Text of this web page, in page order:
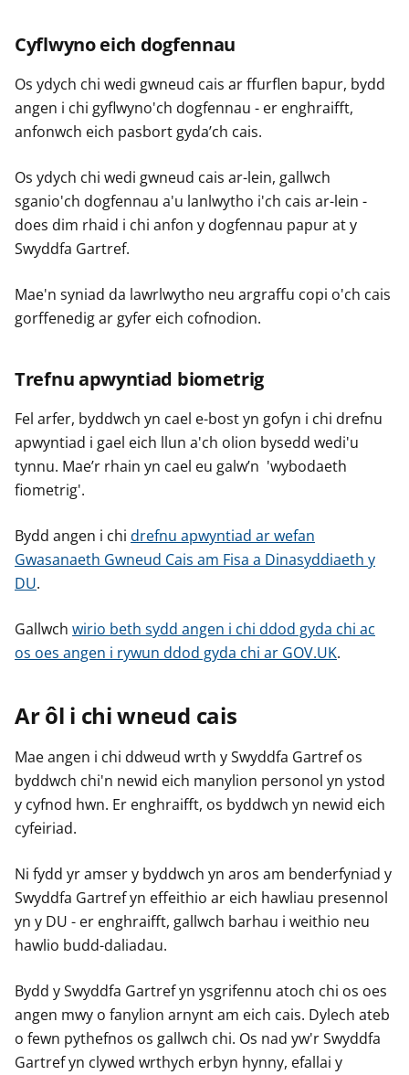
Cyflwyno eich dogfennau
Os ydych chi wedi gwneud cais ar ffurflen bapur, bydd
angen i chi gyflwyno'ch dogfennau - er enghraifft,
anfonwch eich pasbort gyda’ch cais.
Os ydych chi wedi gwneud cais ar-lein, gallwch
sganio'ch dogfennau a'u lanlwytho i'ch cais ar-lein -
does dim rhaid i chi anfon y dogfennau papur at y
Swyddfa Gartref.
Mae'n syniad da lawrlwytho neu argraffu copi o'ch cais
gorffenedig ar gyfer eich cofnodion.
Trefnu apwyntiad biometrig
Fel arfer, byddwch yn cael e-bost yn gofyn i chi drefnu
apwyntiad i gael eich llun a'ch olion bysedd wedi'u
tynnu. Mae’r rhain yn cael eu galw’n 'wybodaeth
fiometrig'.
Bydd angen i chi drefnu apwyntiad ar wefan
Gwasanaeth Gwneud Cais am Fisa a Dinasyddiaeth y
DU.
Gallwch wirio beth sydd angen i chi ddod gyda chi ac
os oes angen i rywun ddod gyda chi ar GOV.UK.
Ar ôl i chi wneud cais
Mae angen i chi ddweud wrth y Swyddfa Gartref os
byddwch chi'n newid eich manylion personol yn ystod
y cyfnod hwn. Er enghraifft, os byddwch yn newid eich
cyfeiriad.
Ni fydd yr amser y byddwch yn aros am benderfyniad y
Swyddfa Gartref yn effeithio ar eich hawliau presennol
yn y DU - er enghraifft, gallwch barhau i weithio neu
hawlio budd-daliadau.
Bydd y Swyddfa Gartref yn ysgrifennu atoch chi os oes
angen mwy o fanylion arnynt am eich cais. Dylech ateb
o fewn pythefnos os gallwch chi. Os nad yw'r Swyddfa
Gartref yn clywed wrthych erbyn hynny, efallai y